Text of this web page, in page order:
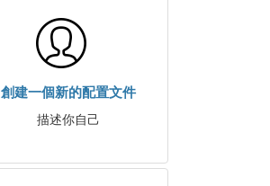
創建一個新的配置文件
描述你自己